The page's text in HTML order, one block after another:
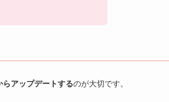
アップデートするのが大切です。